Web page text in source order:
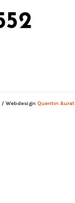
Webdesign Quentin Aurat